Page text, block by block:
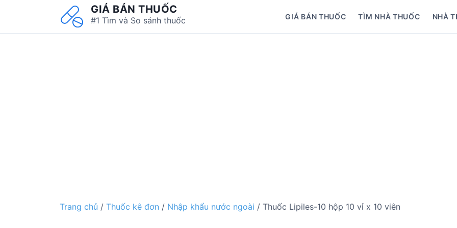
GIÁ BÁN THUỐC
#1 Tìm và So sánh thuốc GIÁ BÁN THUỐC TÌM NHÀ THUỐC NHÀ
Trang chủ / Thuốc kê đơn / Nhập khẩu nước ngoài / Thuốc Lipiles-10 hộp 10 vỉ x 10 viên